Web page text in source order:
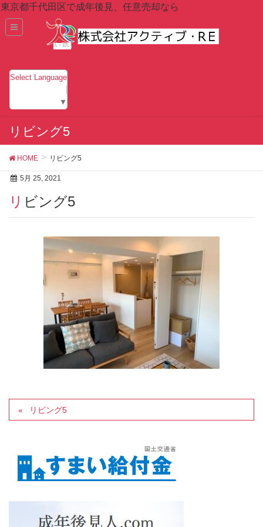
東京都千代田区で成年後見、任意売却なら
Select Language
▼
リビング5
HOME リビング5
5月 25, 2021
リビング5
リビング5